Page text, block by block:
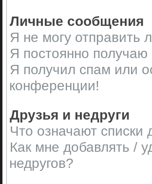
Личные сообщения
Я не могу отправить
Я постоянно
Я получил спам или
конференции!
Друзья и недруги
Что означают списки
Как мне добавлять /
недругов?